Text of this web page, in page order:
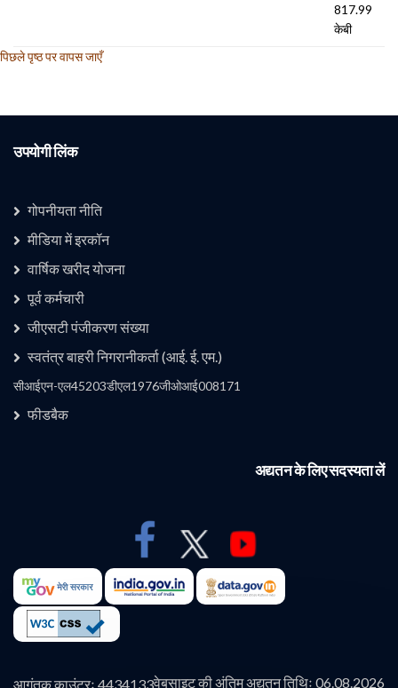
817.99
केबी
पिछले पृष्ठ पर वापस जाएँ
उपयोगी लिंक
गोपनीयता नीति
मीडिया में इरकॉन
वार्षिक खरीद योजना
उपयोगी लिंक 1
पूर्व कर्मचारी
जीएसटी पंजीकरण संख्या
स्वतंत्र बाहरी निगरानीकर्ता (आई. ई. एम.)
कंपनी
सीआईएन-एल45203डीएल1976जीओआई008171
फीडबैक
अद्यतन के लिए सदस्यता लें
आगंतुक काउंटरः 4434133वेबसाइट की अंतिम अद्यतन तिथिः 06.08.2026